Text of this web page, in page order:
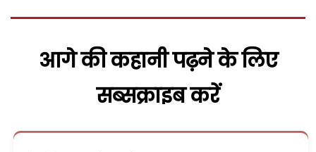
आगे की कहानी पढ़ने के लिए
सब्सक्राइब करें